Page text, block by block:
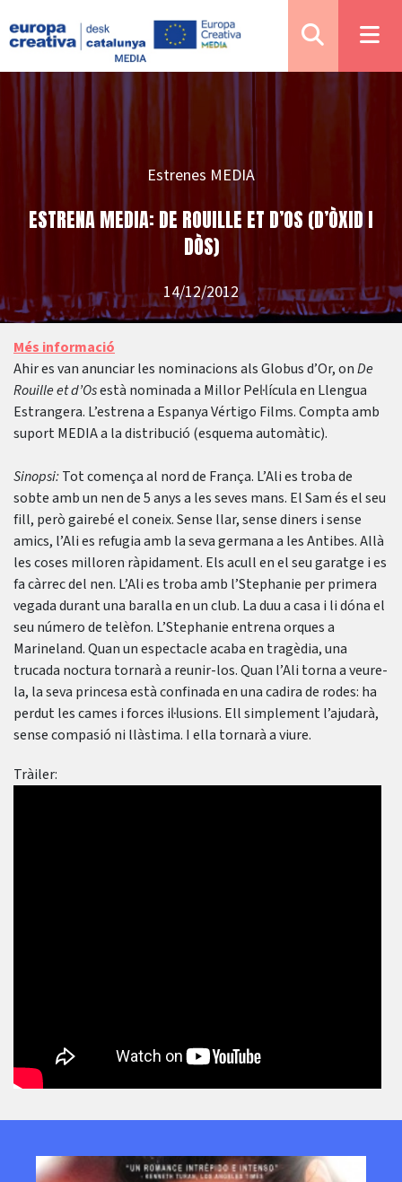
Estrenes MEDIA
ESTRENA MEDIA: DE ROUILLE ET D’OS (D’ÒXID I
DÒS)
14/12/2012
Més informació
Ahir es van anunciar les nominacions als Globus d’Or, onDe
Rouille et d’Osestà nominada a Millor Pel·lícula en Llengua
Estrangera. L’estrena a Espanya Vértigo Films. Compta amb
suport MEDIA a la distribució (esquema automàtic).
Sinopsi:Tot comença al nord de França. L’Ali es troba de
sobte amb un nen de 5 anys a les seves mans. El Sam és el seu
fill, però gairebé el coneix. Sense llar, sense diners i sense
amics, l’Ali es refugia amb la seva germana a les Antibes. Allà
les coses milloren ràpidament. Els acull en el seu garatge i es
fa càrrec del nen. L’Ali es troba amb l’Stephanie per primera
vegada durant una baralla en un club. La duu a casa i li dóna el
seu número de telèfon. L’Stephanie entrena orques a
Marineland. Quan un espectacle acaba en tragèdia, una
trucada noctura tornarà a reunir-los. Quan l’Ali torna a veure-
la, la seva princesa està confinada en una cadira de rodes: ha
perdut les cames i forces il·lusions. Ell simplement l’ajudarà,
sense compasió ni llàstima. I ella tornarà a viure.
Tràiler: